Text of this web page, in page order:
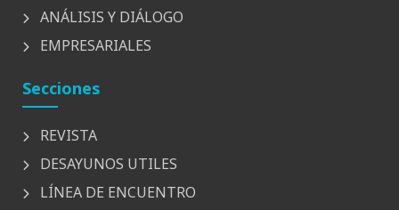
ANÁLISIS Y DIÁLOGO
EMPRESARIALES
Secciones
REVISTA
DESAYUNOS UTILES
LÍNEA DE ENCUENTRO